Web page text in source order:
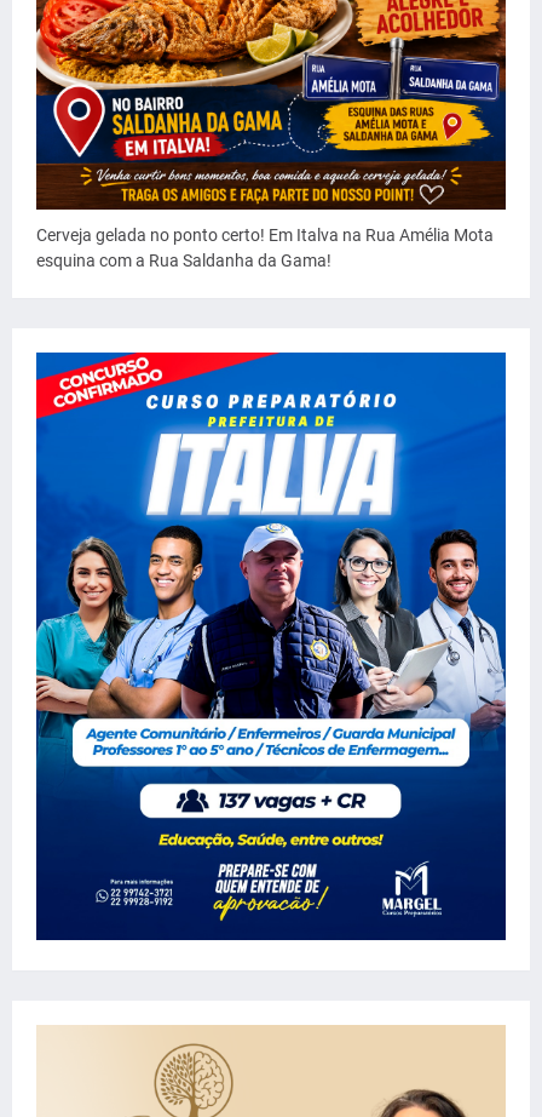
Cerveja gelada no ponto certo! Em Italva na Rua Amélia Mota
esquina com a Rua Saldanha da Gama!